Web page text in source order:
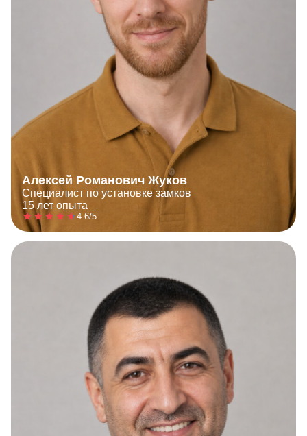
Алексей Романович Жуков
Специалист по установке замков
15 лет опыта
4.6/5